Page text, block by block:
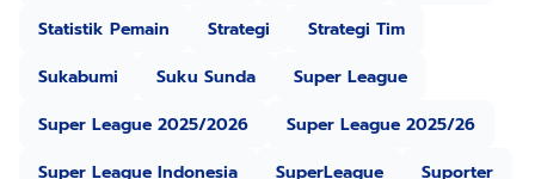
Statistik Pemain
Strategi
Strategi Tim
Sukabumi
Suku Sunda
Super League
Super League 2025/2026
Super League 2025/26
Super League Indonesia
SuperLeague
Suporter